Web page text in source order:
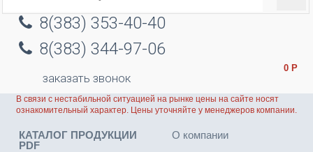
8(383) 353-40-40
8(383) 344-97-06
заказать звонок
0 Р
В связи с нестабильной ситуацией на рынке цены на сайте носят
ознакомительный характер. Цены уточняйте у менеджеров компании.
КАТАЛОГ ПРОДУКЦИИ
PDF
О компании